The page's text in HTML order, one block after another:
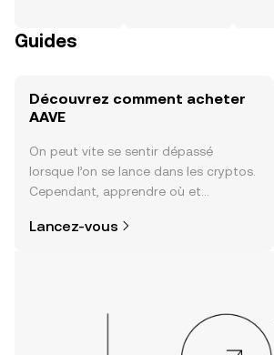
Guides
Découvrez comment acheter
AAVE
On peut vite se sentir dépassé
lorsque l’on se lance dans les cryptos.
Cependant, apprendre où et
plus simple que vous ne l’imaginez.
Lancez-vous